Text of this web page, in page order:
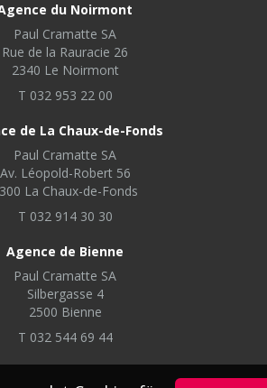
du Noirmont
Paul Cramatte SA
Rue de la Rauracie 26
2340 Le Noirmont
T 032 953 22 00
de La Chaux-de-Fonds
Paul Cramatte SA
Av. Léopold-Robert 56
La Chaux-de-Fonds
T 032 914 30 30
Agence de Bienne
Paul Cramatte SA
Silbergasse 4
2500 Bienne
T 032 544 69 44